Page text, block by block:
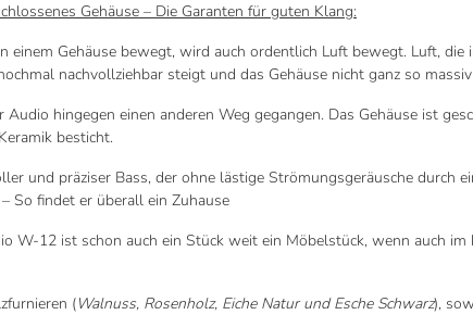
Gehäuse – Die Garanten für guten Klang:
einem Gehäuse bewegt, wird auch ordentlich Luft bewegt. Luft,
nachvollziehbar steigt und das Gehäuse nicht ganz so
hingegen einen anderen Weg gegangen. Das Gehäuse ist
besticht.
und präziser Bass, der ohne lästige Strömungsgeräusche durch
So findet er überall ein Zuhause
W-12 ist schon auch ein Stück weit ein Möbelstück, wenn auch
(Walnuss, Rosenholz, Eiche Natur und Esche Schwarz),